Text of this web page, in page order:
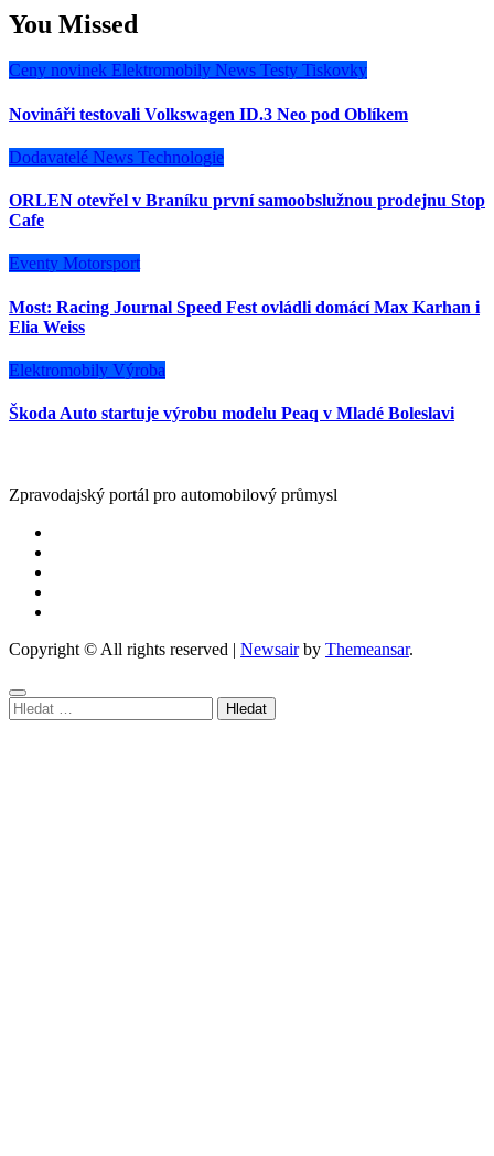
You Missed
Ceny novinek Elektromobily News Testy Tiskovky
Novináři testovali Volkswagen ID.3 Neo pod Oblíkem
Dodavatelé News Technologie
ORLEN otevřel v Braníku první samoobslužnou prodejnu Stop
Cafe
Eventy Motorsport
Most: Racing Journal Speed Fest ovládli domácí Max Karhan i
Elia Weiss
Elektromobily Výroba
Škoda Auto startuje výrobu modelu Peaq v Mladé Boleslavi
Zpravodajský portál pro automobilový průmysl
Copyright © All rights reserved | Newsairby Themeansar.
Vyhledávání